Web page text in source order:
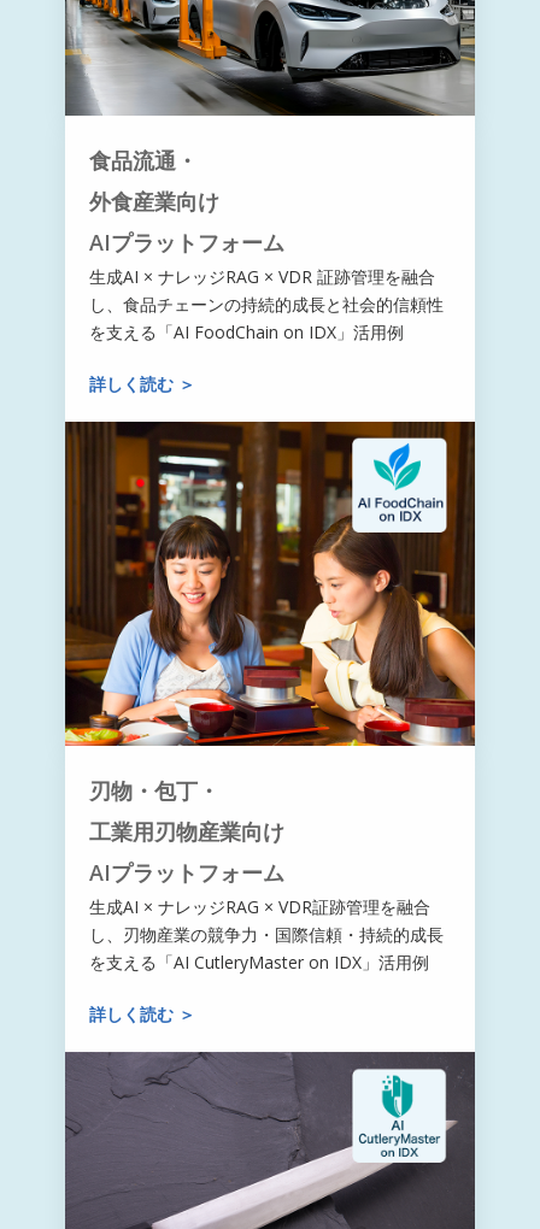
食品流通・
外食産業向け
AIプラットフォーム
生成AI × ナレッジRAG × VDR 証跡管理を融合
し、食品チェーンの持続的成長と社会的信頼性
を支える「AI FoodChain on IDX」活用例
詳しく読む ＞
刃物・包丁・
工業用刃物産業向け
AIプラットフォーム
生成AI × ナレッジRAG × VDR証跡管理を融合
し、刃物産業の競争力・国際信頼・持続的成長
を支える「AI CutleryMaster on IDX」活用例
詳しく読む ＞